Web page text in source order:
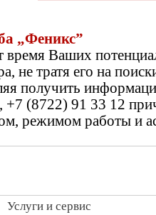
„Феникс”
время Ваших
не тратя его на
получить
+7 (8722) 91 33 12
режимом работы и
Услуги и сервис